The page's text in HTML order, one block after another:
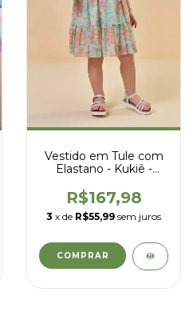
Vestido em Tule com
Elastano - Kukiê -
R$167,98
3 x de R$55,99 sem juros
COMPRAR